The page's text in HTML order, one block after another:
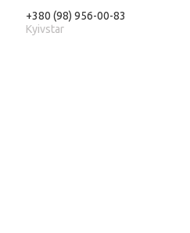
+380 (98) 956-00-83
Kyivstar